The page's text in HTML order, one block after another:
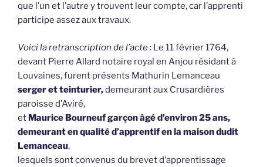
que l’un et l’autre y trouvent leur compte, car l’apprenti
participe assez aux travaux.
Voici la retranscription de l’acte: Le 11 février 1764,
devant Pierre Allard notaire royal en Anjou résidant à
Louvaines, furent présents Mathurin Lemanceau
serger et teinturier,demeurant aux Crusardières
paroisse d’Aviré,
et Maurice Bourneuf garçon âgé d’environ 25 ans,
demeurant en qualité d’apprentif en la maison dudit
Lemanceau,
lesquels sont convenus du brevet d’apprentissage